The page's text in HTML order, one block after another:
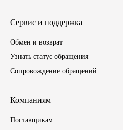
МАЗ
Сервис и поддержка
Обмен и возврат
Узнать статус обращения
Сопровождение обращений
Компаниям
Поставщикам